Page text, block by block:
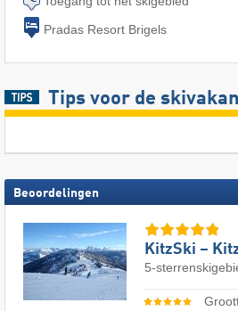
Pradas Resort Brigels
Tips voor de
Beoordelingen
KitzSki –
5-